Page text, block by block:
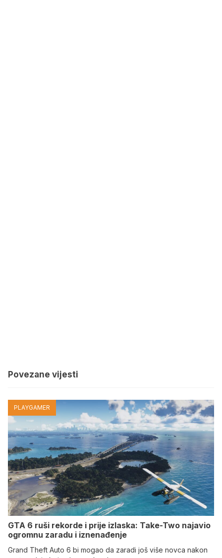
Povezane vijesti
PLAYGAMER
GTA 6 ruši rekorde i prije izlaska: Take-Two najavio
ogromnu zaradu i iznenađenje
Grand Theft Auto 6 bi mogao da zaradi još više novca nakon